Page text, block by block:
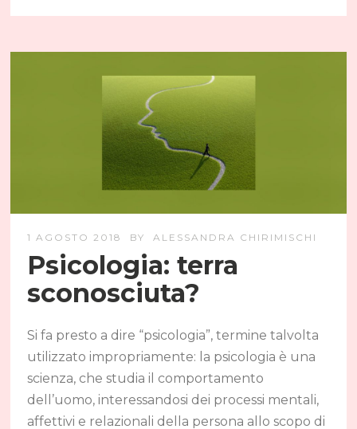
1 AGOSTO 2018 BY ALESSANDRA CHIRIMISCHI
Psicologia: terra
sconosciuta?
Si fa presto a dire “psicologia”, termine talvolta
utilizzato impropriamente: la psicologia è una
scienza, che studia il comportamento
dell’uomo, interessandosi dei processi mentali,
affettivi e relazionali della persona allo scopo di